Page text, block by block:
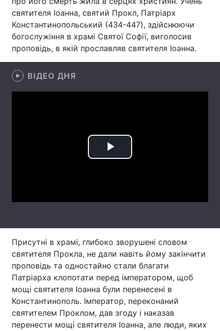
Архів Вакансії
Контакти
Послуги
святителя Іоанна, святий Прокл, Патріарх
Константинопольський (434-447), здійснюючи
богослужіння в храмі Святої Софії, виголосив
проповідь, в якій прославляв святителя Іоанна.
ВІДЕО ДНЯ
Play
Присутні в храмі, глибоко зворушені словом
святителя Прокла, не дали навіть йому закінчити
проповідь та одностайно стали благати
Патріарха клопотати перед імператором, щоб
мощі святителя Іоанна були перенесені в
Константинополь. Імператор, переконаний
святителем Проклом, дав згоду і наказав
перенести мощі святителя Іоанна, але люди, яких